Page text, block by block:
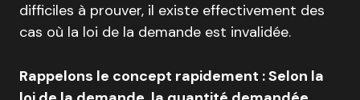
difficiles à prouver, il existe effectivement des
cas où la loi de la demande est invalidée.
Rappelons le concept rapidement : Selon la